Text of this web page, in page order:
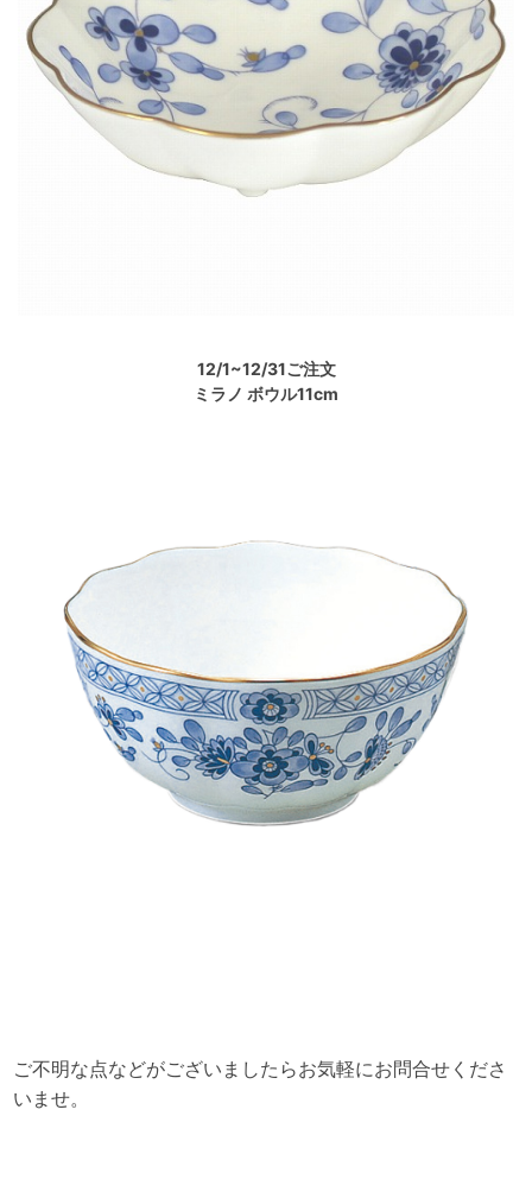
12/1~12/31ご注文
ミラノ ボウル11cm
ご不明な点などがございましたらお気軽にお問合せくださ
いませ。